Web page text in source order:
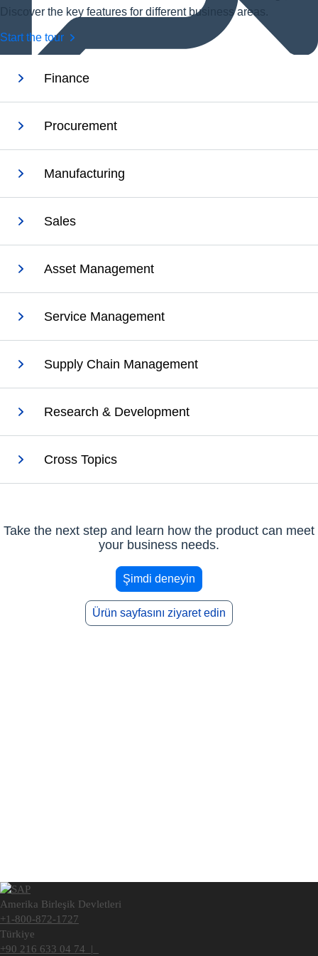
Çevrimdışı sohbet
İletişim
Yorum, soru veya geri bildirimlerinizi bizimle paylaşın.
Discover the key features for different business areas.
Start the tour
Finance
Procurement
Manufacturing
Sales
Asset Management
Service Management
Supply Chain Management
Research & Development
Cross Topics
Take the next step and learn how the product can meet
your business needs.
Şimdi deneyin
Ürün sayfasını ziyaret edin
Amerika Birleşik Devletleri
+1-800-872-1727
Türkiye
+90 216 633 04 74 |